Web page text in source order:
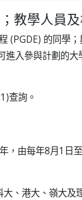
教學人員
(PGDE) 的同學
進入參與計劃的
查詢。
，由每年8月1日
、港大、嶺大